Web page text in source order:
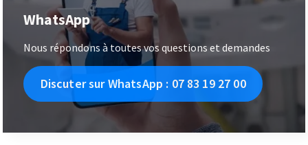
WhatsApp
Nous répondons à toutes vos questions et demandes
Discuter sur WhatsApp : 07 83 19 27 00